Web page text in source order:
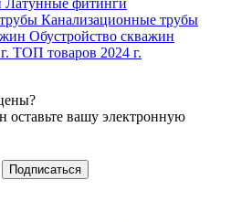
Латунные фитинги
Канализационные трубы
Обустройство скважин
ТОП товаров 2024 г.
оставьте вашу электронную